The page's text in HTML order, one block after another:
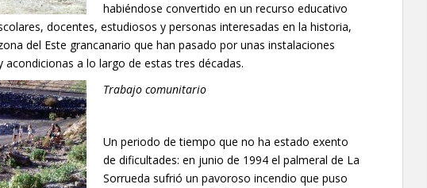
habiéndose convertido en un recurso educativo
docentes, estudiosos y personas interesadas en la historia,
del Este grancanario que han pasado por unas instalaciones
a lo largo de estas tres décadas.
Trabajo comunitario
Un periodo de tiempo que no ha estado exento
de dificultades: en junio de 1994 el palmeral de La
Sorrueda sufrió un pavoroso incendio que puso